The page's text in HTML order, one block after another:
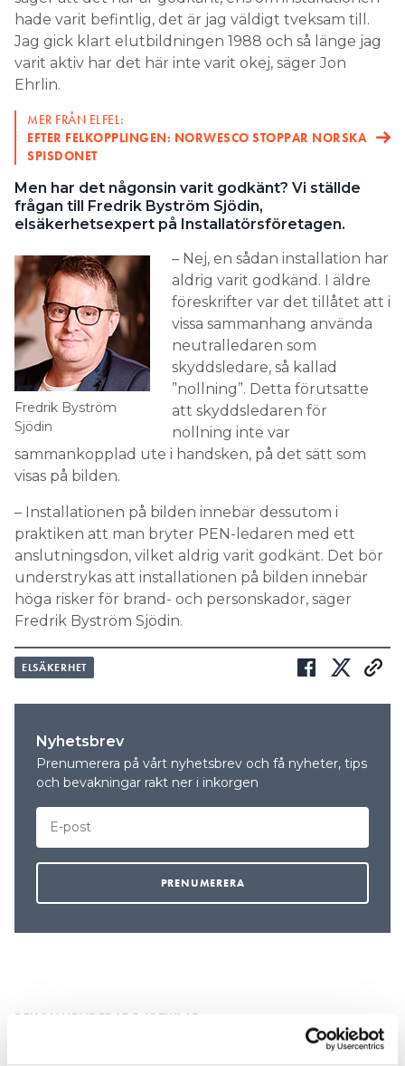
hade varit befintlig, det är jag väldigt tveksam till.
Jag gick klart elutbildningen 1988 och så länge jag
varit aktiv har det här inte varit okej, säger Jon
Ehrlin.
MER FRÅN ELFEL:
EFTER FELKOPPLINGEN: NORWESCO STOPPAR NORSKA
SPISDONET
Men har det någonsin varit godkänt? Vi ställde
frågan till Fredrik Byström Sjödin,
elsäkerhetsexpert på Installatörsföretagen.
Fredrik Byström
Sjödin
– Nej, en sådan installation har
aldrig varit godkänd. I äldre
föreskrifter var det tillåtet att i
vissa sammanhang använda
neutralledaren som
skyddsledare, så kallad
”nollning”. Detta förutsatte
att skyddsledaren för
nollning inte var
sammankopplad ute i handsken, på det sätt som
visas på bilden.
– Installationen på bilden innebär dessutom i
praktiken att man bryter PEN-ledaren med ett
anslutningsdon, vilket aldrig varit godkänt. Det bör
understrykas att installationen på bilden innebär
höga risker för brand- och personskador, säger
Fredrik Byström Sjödin.
ELSÄKERHET
Nyhetsbrev
Prenumerera på vårt nyhetsbrev och få nyheter, tips
och bevakningar rakt ner i inkorgen
REKOMMENDERADE ARTIKLAR